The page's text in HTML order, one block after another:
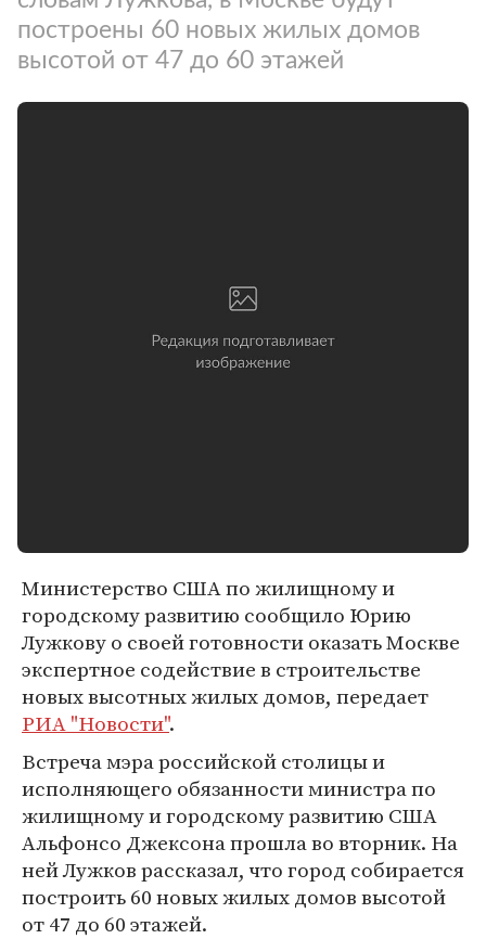
построены 60 новых жилых домов
высотой от 47 до 60 этажей
Министерство США по жилищному и
городскому развитию сообщило Юрию
Лужкову о своей готовности оказать Москве
экспертное содействие в строительстве
новых высотных жилых домов, передает
РИА "Новости".
Встреча мэра российской столицы и
исполняющего обязанности министра по
жилищному и городскому развитию США
Альфонсо Джексона прошла во вторник. На
ней Лужков рассказал, что город собирается
построить 60 новых жилых домов высотой
от 47 до 60 этажей.